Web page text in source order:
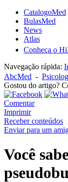
CatalogoMed
BulasMed
News
Atlas
Conheça o
Navegação rápida:
AbcMed -
Gostou do artigo?
Comentar
Imprimir
Receber conteúdos
Enviar para um
Você